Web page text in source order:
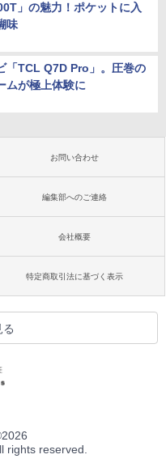
」の魅力！ポケットに入
味
「TCL Q7D Pro」。圧巻の
ムが極上体験に
お問い合わせ
編集部へのご連絡
会社概要
特定商取引法に基づく表示
る
2026
rights reserved.